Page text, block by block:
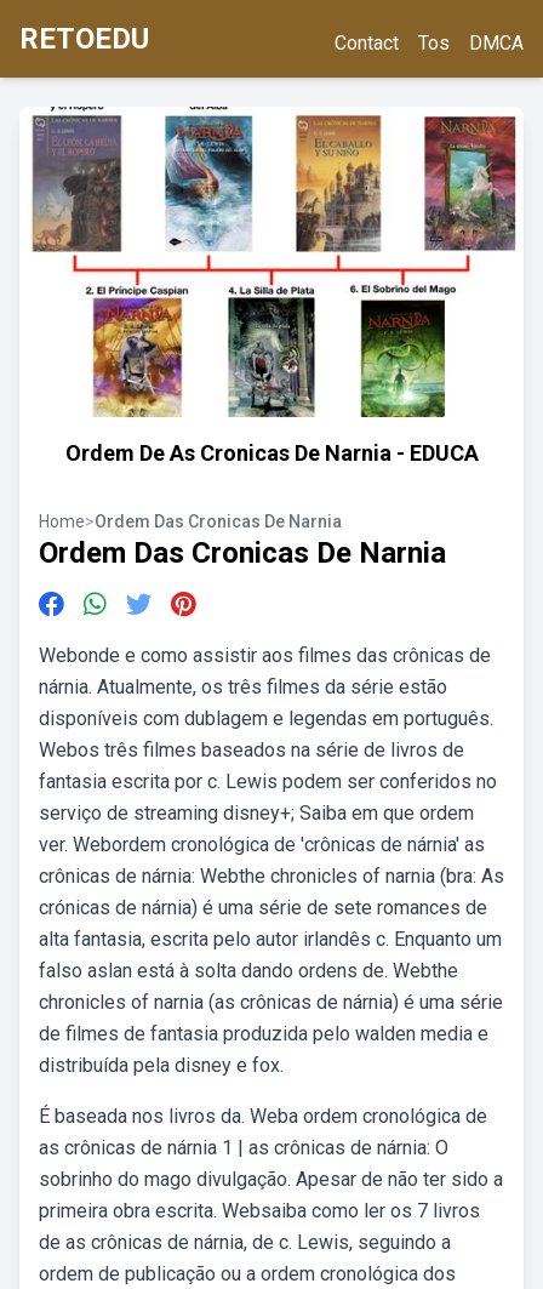
RETOEDU Contact Tos DMCA
Ordem De As Cronicas De Narnia - EDUCA
Home>Ordem Das Cronicas De Narnia
Ordem Das Cronicas De Narnia
Webonde e como assistir aos filmes das crônicas de
nárnia. Atualmente, os três filmes da série estão
disponíveis com dublagem e legendas em português.
Webos três filmes baseados na série de livros de
fantasia escrita por c. Lewis podem ser conferidos no
serviço de streaming disney+; Saiba em que ordem
ver. Webordem cronológica de 'crônicas de nárnia' as
crônicas de nárnia: Webthe chronicles of narnia (bra: As
crónicas de nárnia) é uma série de sete romances de
alta fantasia, escrita pelo autor irlandês c. Enquanto um
falso aslan está à solta dando ordens de. Webthe
chronicles of narnia (as crônicas de nárnia) é uma série
de filmes de fantasia produzida pelo walden media e
distribuída pela disney e fox.
É baseada nos livros da. Weba ordem cronológica de
as crônicas de nárnia 1 | as crônicas de nárnia: O
sobrinho do mago divulgação. Apesar de não ter sido a
primeira obra escrita. Websaiba como ler os 7 livros
de as crônicas de nárnia, de c. Lewis, seguindo a
ordem de publicação ou a ordem cronológica dos